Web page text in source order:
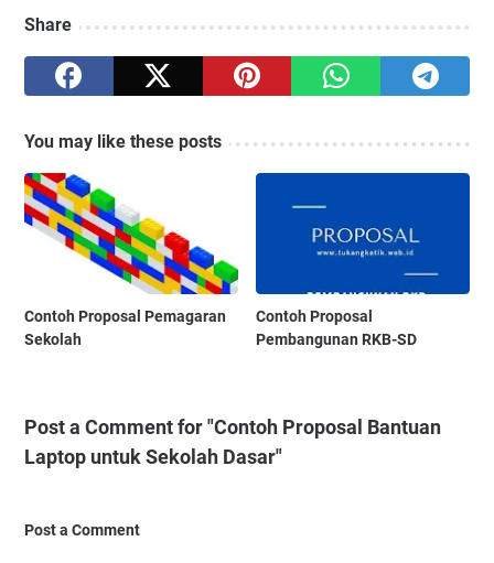
Share
You may like these posts
Contoh Proposal Pemagaran
Sekolah
Contoh Proposal
Pembangunan RKB-SD
Post a Comment for "Contoh Proposal Bantuan
Laptop untuk Sekolah Dasar"
Post a Comment